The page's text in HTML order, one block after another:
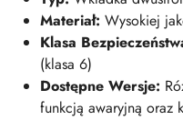
Materiał: Wysokiej
Klasa
(klasa 6)
Dostępne Wersje:
funkcją awaryjną oraz